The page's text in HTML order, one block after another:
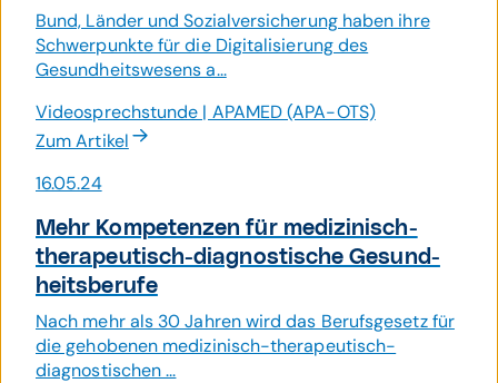
Bund, Länder und Sozialversicherung haben ihre
Schwerpunkte für die Digitalisierung des
Gesundheitswesens a...
Videosprechstunde | APAMED (APA-OTS)
Zum Artikel
16.05.24
Mehr Kompetenzen für medizi­nisch-
thera­peutisch-diagnos­tische Gesund­
heits­berufe
Nach mehr als 30 Jahren wird das Berufsgesetz für
die gehobenen medizinisch-therapeutisch-
diagnostischen ...